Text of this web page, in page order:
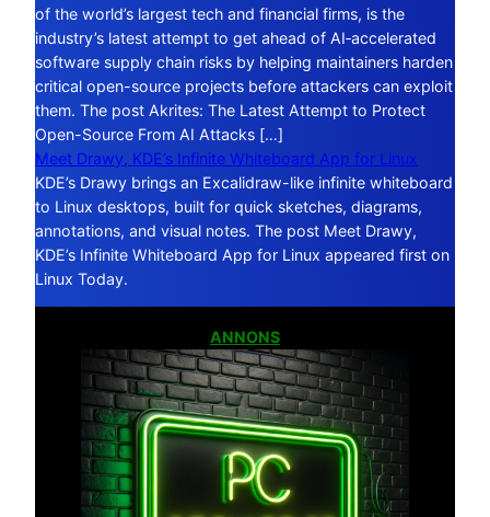
of the world’s largest tech and financial firms, is the
industry’s latest attempt to get ahead of AI‑accelerated
software supply chain risks by helping maintainers harden
critical open-source projects before attackers can exploit
them. The post Akrites: The Latest Attempt to Protect
Open-Source From AI Attacks […]
Meet Drawy, KDE’s Infinite Whiteboard App for Linux
KDE’s Drawy brings an Excalidraw-like infinite whiteboard
to Linux desktops, built for quick sketches, diagrams,
annotations, and visual notes. The post Meet Drawy,
KDE’s Infinite Whiteboard App for Linux appeared first on
Linux Today.
ANNONS